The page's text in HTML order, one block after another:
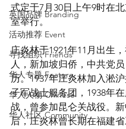
英国品牌 Branding
活动推荐 Event
寻找组织 Friends
华人专题 Feature
华人人物 Chinese
华人社区 Community
式定于7月30日上午9时在
室举行。
庄炎林于1921年11月出生
人，新加坡归侨，中共党
历。1937年庄炎林加入淞
子军战士服务团，1938年
战，曾参加昆仑关战役。
后，庄炎林曾长期在福建省